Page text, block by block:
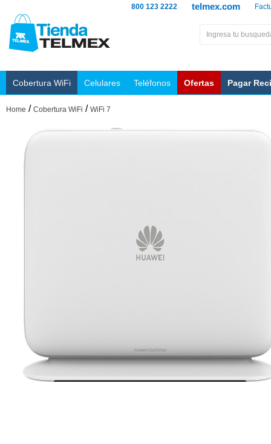
telmex.com
800 123 2222
Cobertura WiFi Celulares Teléfonos Ofertas Pagar
Home / Cobertura WiFi / WiFi 7